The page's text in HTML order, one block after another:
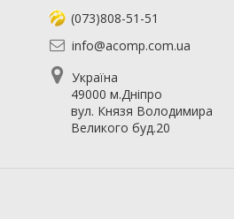
(073)808-51-51
info@acomp.com.ua
Україна
49000 м.Дніпро
вул. Князя Володимира
Великого буд.20